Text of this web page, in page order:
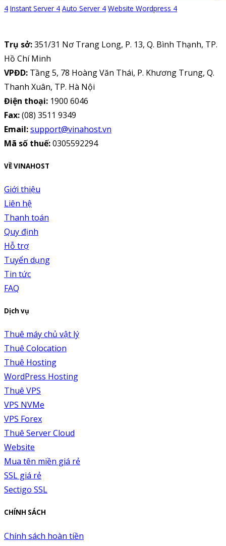
4 Instant Server 4 Auto Server 4 Website Wordpress 4
Trụ sở:351/31 Nơ Trang Long, P. 13, Q. Bình Thạnh, TP.
Hồ Chí Minh
VPĐD: Tầng 5, 78 Hoàng Văn Thái, P. Khương Trung, Q.
Thanh Xuân, TP. Hà Nội
Điện thoại: 1900 6046
Fax:(08) 3511 9349
Email:support@vinahost.vn
Mã số thuế:0305592294
VỀ VINAHOST
Giới thiệu
Liên hệ
Thanh toán
Quy định
Hỗ trợ
Tuyển dụng
Tin tức
FAQ
Dịch vụ
Thuê máy chủ vật lý
Thuê Colocation
Thuê Hosting
WordPress Hosting
Thuê VPS
VPS NVMe
VPS Forex
Thuê Server Cloud
Website
Mua tên miền giá rẻ
SSL giá rẻ
Sectigo SSL
CHÍNH SÁCH
Chính sách hoàn tiền